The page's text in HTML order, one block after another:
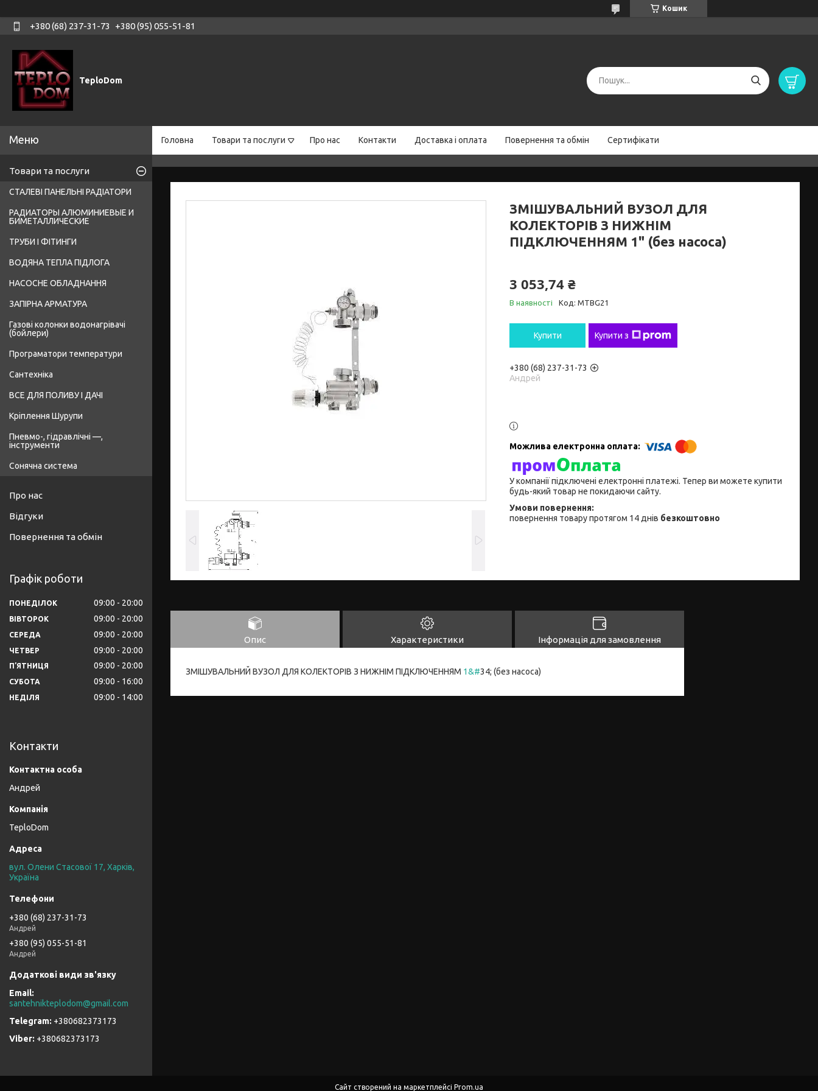
Кошик
+380 (68) 237-31-73 +380 (95) 055-51-81
TeploDom
Головна Товари та послуги Про нас Контакти Доставка і оплата Повернення та обмін Сертифікати
ЗМІШУВАЛЬНИЙ ВУЗОЛ ДЛЯ
КОЛЕКТОРІВ З НИЖНІМ
ПІДКЛЮЧЕННЯМ 1" (без насоса)
3 053,74 ₴
В наявності Код: MTBG21
Купити Купити з
+380 (68) 237-31-73
Андрей
У компанії підключені електронні платежі. Тепер ви можете купити
будь-який товар не покидаючи сайту.
повернення товару протягом 14 днів безкоштовно
Опис Характеристики Інформація для замовлення
ЗМІШУВАЛЬНИЙ ВУЗОЛ ДЛЯ КОЛЕКТОРІВ З НИЖНІМ ПІДКЛЮЧЕННЯМ 1&#34; (без насоса)
Товари та послуги
СТАЛЕВІ ПАНЕЛЬНІ РАДІАТОРИ
РАДИАТОРЫ АЛЮМИНИЕВЫЕ И
БИМЕТАЛЛИЧЕСКИЕ
ТРУБИ І ФІТИНГИ
ВОДЯНА ТЕПЛА ПІДЛОГА
НАСОСНЕ ОБЛАДНАННЯ
ЗАПІРНА АРМАТУРА
Газові колонки водонагрівачі
(бойлери)
Програматори температури
Сантехніка
ВСЕ ДЛЯ ПОЛИВУ І ДАЧІ
Кріплення Шурупи
Пневмо-, гідравлічні —,
інструменти
Сонячна система
Про нас
Відгуки
Повернення та обмін
Графік роботи
ПОНЕДІЛОК 09:00 20:00
ВІВТОРОК 09:00 20:00
СЕРЕДА 09:00 20:00
ЧЕТВЕР 09:00 20:00
ПʼЯТНИЦЯ 09:00 20:00
СУБОТА 09:00 16:00
НЕДІЛЯ 09:00 14:00
Контакти
Андрей
TeploDom
вул. Олени Стасової 17, Харків,
Україна
+380 (68) 237-31-73
Андрей
+380 (95) 055-51-81
Андрей
santehnikteplodom@gmail.com
+380682373173
+380682373173
Сайт створений на маркетплейсі Prom.ua